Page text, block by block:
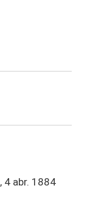
, 4 abr. 1884